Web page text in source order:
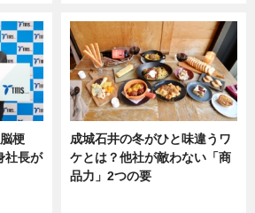
梗
社長が
成城石井の冬がひと味違うワ
ケとは？他社が敵わない「商
品力」2つの要